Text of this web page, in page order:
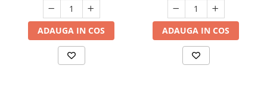
ADAUGA IN COS ADAUGA IN COS